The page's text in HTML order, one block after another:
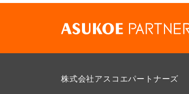
株式会社アスコエパートナーズ